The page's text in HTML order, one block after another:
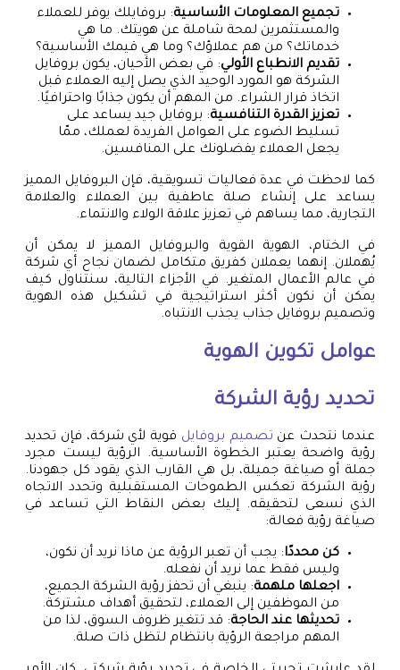
تجميع المعلومات الأساسية: بروفايلك يوفر للعملاء
والمستثمرين لمحة شاملة عن هويتك. ما هي
خدماتك؟ من هم عملاؤك؟ وما هي قيمك الأساسية؟
تقديم الانطباع الأولي: في بعض الأحيان، يكون بروفايل
الشركة هو المورد الوحيد الذي يصل إليه العملاء قبل
اتخاذ قرار الشراء. من المهم أن يكون جذابًا واحترافيًا.
تعزيز القدرة التنافسية: بروفايل جيد يساعد على
تسليط الضوء على العوامل الفريدة لعملك، ممّا
يجعل العملاء يفضلونك على المنافسين.
كما لاحظت في عدة فعاليات تسويقية، فإن البروفايل المميز
يساعد على إنشاء صلة عاطفية بين العملاء والعلامة
التجارية، مما يساهم في تعزيز علاقة الولاء والانتماء.
في الختام، الهوية القوية والبروفايل المميز لا يمكن أن
يُهملان. إنهما يعملان كفريق متكامل لضمان نجاح أي شركة
في عالم الأعمال المتغير. في الأجزاء التالية، سنتناول كيف
يمكن أن نكون أكثر استراتيجية في تشكيل هذه الهوية
وتصميم بروفايل جذاب يجذب الانتباه.
عوامل تكوين الهوية
تحديد رؤية الشركة
عندما نتحدث عن تصميم بروفايل قوية لأي شركة، فإن تحديد
رؤية واضحة يعتبر الخطوة الأساسية. الرؤية ليست مجرد
جملة أو صياغة جميلة، بل هي القارب الذي يقود كل جهودنا.
رؤية الشركة تعكس الطموحات المستقبلية وتحدد الاتجاه
الذي نسعى لتحقيقه. إليك بعض النقاط التي تساعد في
صياغة رؤية فعالة:
كن محددًا: يجب أن تعبر الرؤية عن ماذا نريد أن نكون،
وليس فقط عما نريد أن نفعله.
اجعلها ملهمة: ينبغي أن تحفز رؤية الشركة الجميع،
من الموظفين إلى العملاء، لتحقيق أهداف مشتركة.
تحديثها عند الحاجة: قد تتغير ظروف السوق، لذا من
المهم مراجعة الرؤية بانتظام لتظل ذات صلة.